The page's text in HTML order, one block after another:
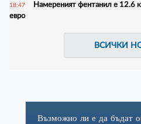
18:47
Намереният фентанил е 12.6
евро
ВСИЧКИ